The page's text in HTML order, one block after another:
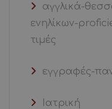
αγγλικά-
ενηλίκων-
τιμές
εγγραφές-
Ιατρική